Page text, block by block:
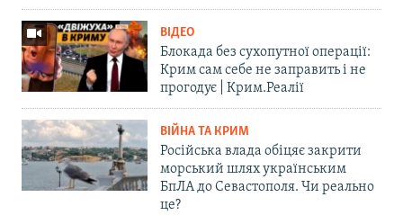
ВІДЕО
Блокада без сухопутної операції:
Крим сам себе не заправить і не
прогодує | Крим.Реалії
ВІЙНА ТА КРИМ
Російська влада обіцяє закрити
морський шлях українським
БпЛА до Севастополя. Чи реально
це?